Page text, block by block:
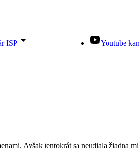
ISP Youtube
Avšak tentokrát sa neudiala žiadna